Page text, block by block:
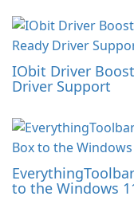
IObit Driver
Driver Support
to the Windows